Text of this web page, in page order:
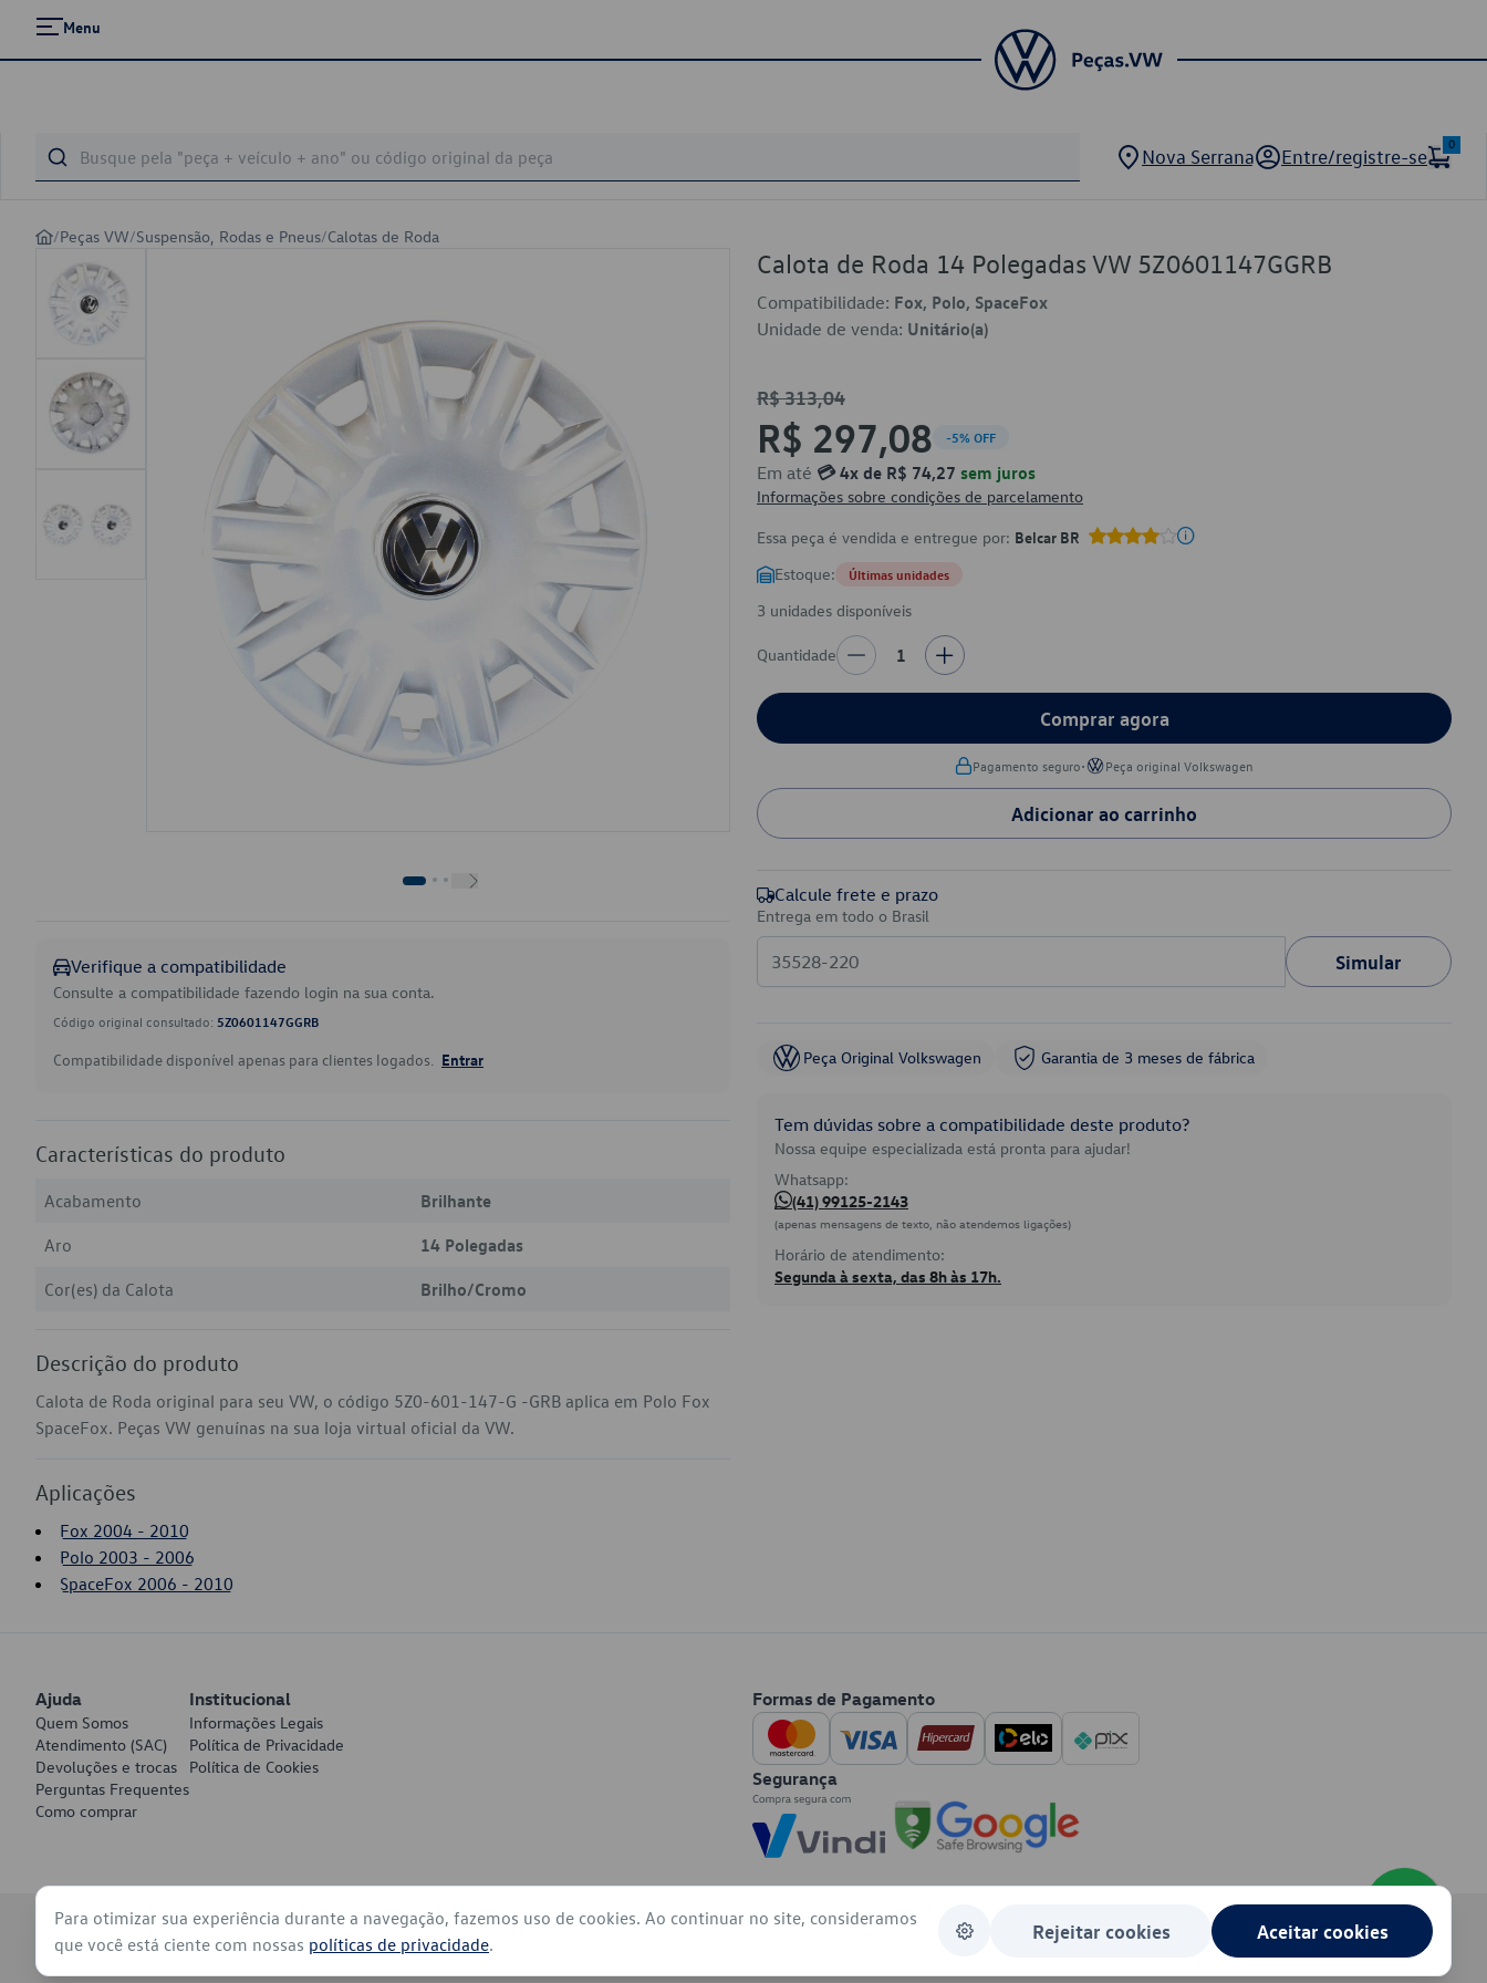
Menu
Nova Serrana Entre/registre-se
0
/Peças VW/Suspensão, Rodas e Pneus/Calotas de Roda
Verifique a compatibilidade
Consulte a compatibilidade fazendo login na sua conta.
Código original consultado: 5Z0601147GGRB
Compatibilidade disponível apenas para clientes logados. Entrar
Características do produto
Acabamento
Brilhante
Aro
14 Polegadas
Cor(es) da Calota
Brilho/Cromo
Descrição do produto
Calota de Roda original para seu VW, o código 5Z0-601-147-G -GRB aplica em Polo Fox
SpaceFox. Peças VW genuínas na sua loja virtual oficial da VW.
Aplicações
Fox 2004 - 2010
Polo 2003 - 2006
SpaceFox 2006 - 2010
Calota de Roda 14 Polegadas VW 5Z0601147GGRB
Compatibilidade: Fox, Polo, SpaceFox
Unidade de venda: Unitário(a)
R$ 313,04
R$ 297,08 -5% OFF
Em até 💳 4x de R$ 74,27 sem juros
Informações sobre condições de parcelamento
Essa peça é vendida e entregue por: Belcar BR
Estoque: Últimas unidades
3 unidades disponíveis
Quantidade 1
Comprar agora
Pagamento seguro• Peça original Volkswagen
Adicionar ao carrinho
Calcule frete e prazo
Entrega em todo o Brasil
Simular
Peça Original Volkswagen Garantia de 3 meses de fábrica
Tem dúvidas sobre a compatibilidade deste produto?
Nossa equipe especializada está pronta para ajudar!
Whatsapp:
(41) 99125-2143
(apenas mensagens de texto, não atendemos ligações)
Horário de atendimento:
Segunda à sexta, das 8h às 17h.
Ajuda
Quem Somos
Atendimento (SAC)
Devoluções e trocas
Perguntas Frequentes
Como comprar
Institucional
Informações Legais
Política de Privacidade
Política de Cookies
Formas de Pagamento
Segurança
© 2026 - Volkswagen do Brasil - Todos os direitos reservados
Para otimizar sua experiência durante a navegação, fazemos uso de cookies. Ao continuar no site, consideramos
que você está ciente com nossas políticas de privacidade.
Rejeitar cookies Aceitar cookies